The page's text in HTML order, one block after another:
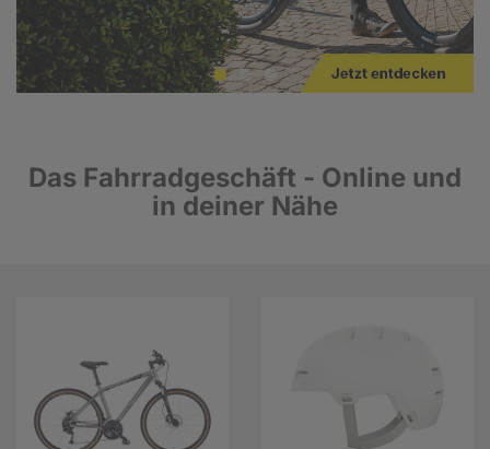
Das Fahrradgeschäft - Online und
in deiner Nähe